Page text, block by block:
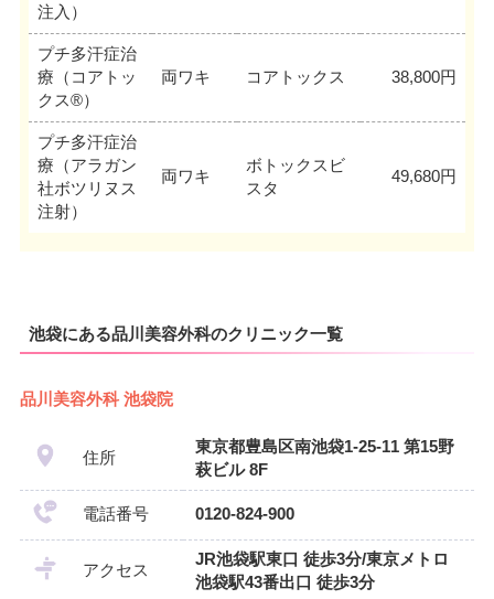
注入）
プチ多汗症治
療（コアトッ
クス®）
両ワキ コアトックス 38,800円
プチ多汗症治
療（アラガン
社ボツリヌス
注射）
両ワキ
ボトックスビ
スタ
49,680円
池袋にある品川美容外科のクリニック一覧
品川美容外科 池袋院
住所
東京都豊島区南池袋1-25-11 第15野
萩ビル 8F
電話番号 0120-824-900
アクセス
JR池袋駅東口 徒歩3分/東京メトロ
池袋駅43番出口 徒歩3分